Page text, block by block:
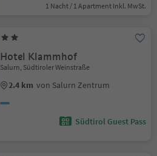
1 Nacht / 1 Apartment Inkl. MwSt.
Hotel Klammhof
Salurn, Südtiroler Weinstraße
2.4 km von Salurn Zentrum
Südtirol Guest Pass